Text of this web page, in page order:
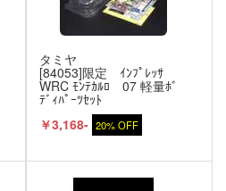
タミヤ
[84053]限定 ｲﾝﾌﾟﾚｯｻ
WRC ﾓﾝﾃｶﾙﾛ 07 軽量ﾎﾞ
ﾃﾞｨﾊﾟｰﾂｾｯﾄ
￥3,168- 20% OFF